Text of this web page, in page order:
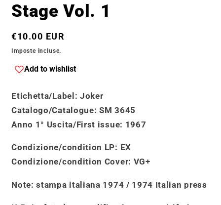
finestra
modale
Stage Vol. 1
Prezzo
di
€10.00 EUR
Imposte incluse.
Add to wishlist
Etichetta/Label : Joker
Catalogo/Catalogue:SM 3645
Anno 1° Uscita/First issue: 1967
Condizione/condition LP: EX
Condizione/condition Cover: VG+
Note:stampa italiana 1974 / 1974 Italian press